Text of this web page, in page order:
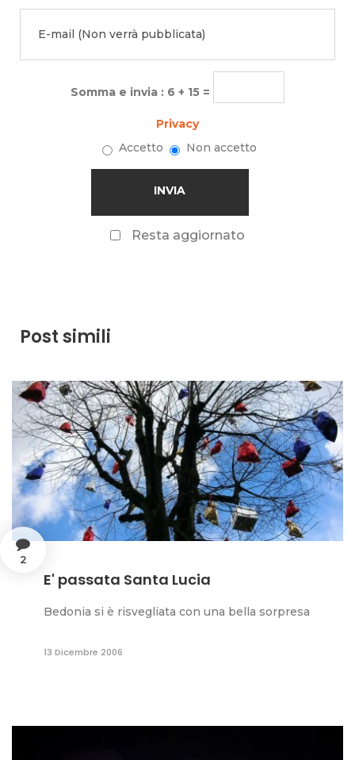
Somma e invia : 6 + 15 =
Privacy
Accetto
Non accetto
Resta aggiornato
Post simili
2
E' passata Santa Lucia
Bedonia si è risvegliata con una bella sorpresa
13 Dicembre 2006